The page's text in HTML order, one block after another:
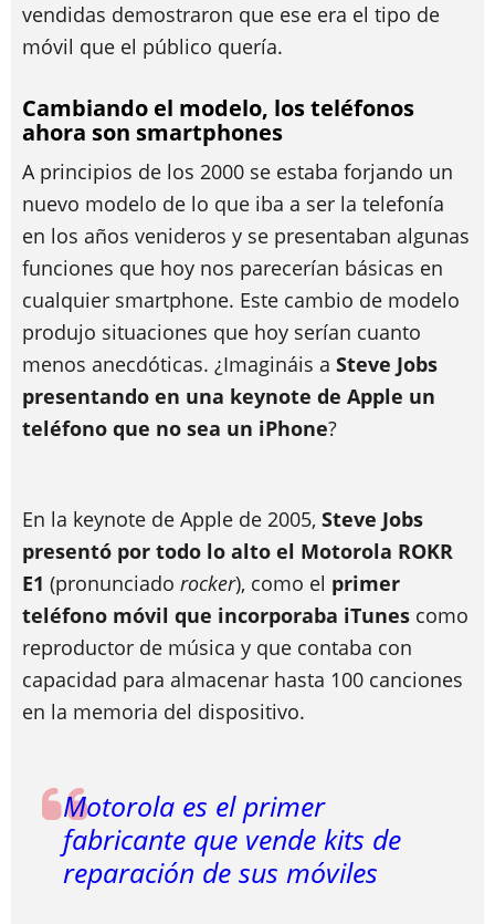
vendidas demostraron que ese era el tipo de
móvil que el público quería.
Cambiando el modelo, los teléfonos
ahora son smartphones
A principios de los 2000 se estaba forjando un
nuevo modelo de lo que iba a ser la telefonía
en los años venideros y se presentaban algunas
funciones que hoy nos parecerían básicas en
cualquier smartphone. Este cambio de modelo
produjo situaciones que hoy serían cuanto
menos anecdóticas. ¿Imagináis a Steve Jobs
presentando en una keynote de Apple un
teléfono que no sea un iPhone?
En la keynote de Apple de 2005, Steve Jobs
presentó por todo lo alto el Motorola ROKR
E1 (pronunciado rocker), como el primer
teléfono móvil que incorporaba iTunes como
reproductor de música y que contaba con
capacidad para almacenar hasta 100 canciones
en la memoria del dispositivo.
Motorola es el primer
fabricante que vende kits de
reparación de sus móviles